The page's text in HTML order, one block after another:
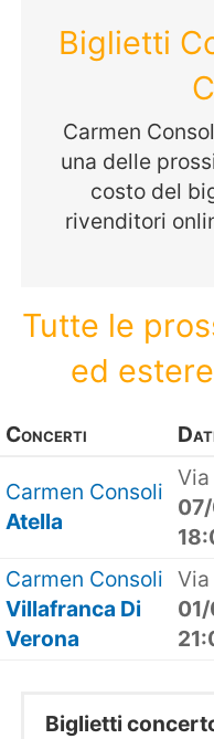
Biglietti
Carmen
una delle
costo del
rivenditori
Tutte le
ed
Concerti
Carmen Consoli
Atella
Carmen Consoli
Villafranca Di
Verona
Biglietti